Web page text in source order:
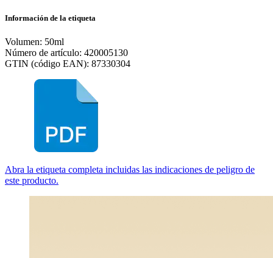
Información de la etiqueta
Volumen: 50ml
Número de artículo: 420005130
GTIN (código EAN): 87330304
Abra la etiqueta completa incluidas las indicaciones de peligro de
este producto.